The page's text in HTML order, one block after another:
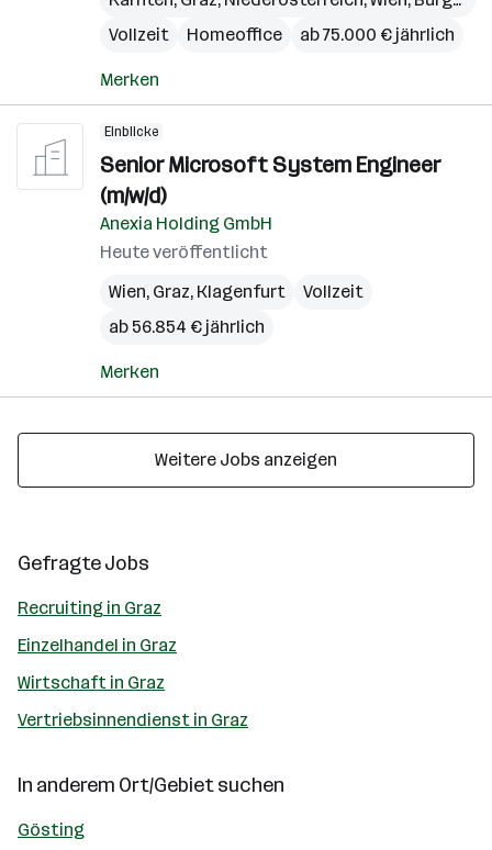
Vollzeit
Homeoffice ab 75.000 € jährlich
Merken
Einblicke
Senior Microsoft System Engineer
(m/w/d)
Anexia Holding GmbH
Heute veröffentlicht
Wien, Graz, Klagenfurt
Vollzeit
ab 56.854 € jährlich
Merken
Weitere Jobs anzeigen
Gefragte Jobs
Recruiting in Graz
Einzelhandel in Graz
Wirtschaft in Graz
Vertriebsinnendienst in Graz
In anderem Ort/Gebiet suchen
Gösting